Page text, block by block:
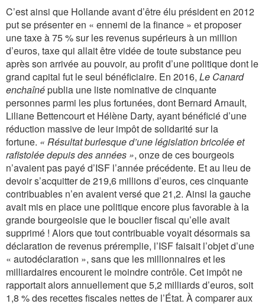
C’est ainsi que Hollande avant d’être élu président en 2012
put se présenter en « ennemi de la finance » et proposer
une taxe à 75 % sur les revenus supérieurs à un million
d’euros, taxe qui allait être vidée de toute substance peu
après son arrivée au pouvoir, au profit d’une politique dont le
grand capital fut le seul bénéficiaire. En 2016, Le Canard
enchaînépublia une liste nominative de cinquante
personnes parmi les plus fortunées, dont Bernard Arnault,
Liliane Bettencourt et Hélène Darty, ayant bénéficié d’une
réduction massive de leur impôt de solidarité sur la
fortune. « Résultat burlesque d’une législation bricolée et
rafistolée depuis des années », onze de ces bourgeois
n’avaient pas payé d’ISF l’année précédente. Et au lieu de
devoir s’acquitter de 219,6 millions d’euros, ces cinquante
contribuables n’en avaient versé que 21,2. Ainsi la gauche
avait mis en place une politique encore plus favorable à la
grande bourgeoisie que le bouclier fiscal qu’elle avait
supprimé ! Alors que tout contribuable voyait désormais sa
déclaration de revenus préremplie, l’ISF faisait l’objet d’une
« autodéclaration », sans que les millionnaires et les
milliardaires encourent le moindre contrôle. Cet impôt ne
rapportait alors annuellement que 5,2 milliards d’euros, soit
1,8 % des recettes fiscales nettes de l’État. À comparer aux